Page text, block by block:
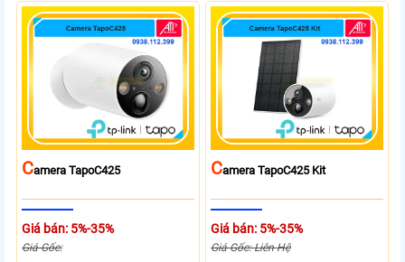
CAmera TapoC425
Giá bán: 5%-35%
Giá Gốc:
CAmera TapoC425 Kit
Giá bán: 5%-35%
Giá Gốc: Liên Hệ